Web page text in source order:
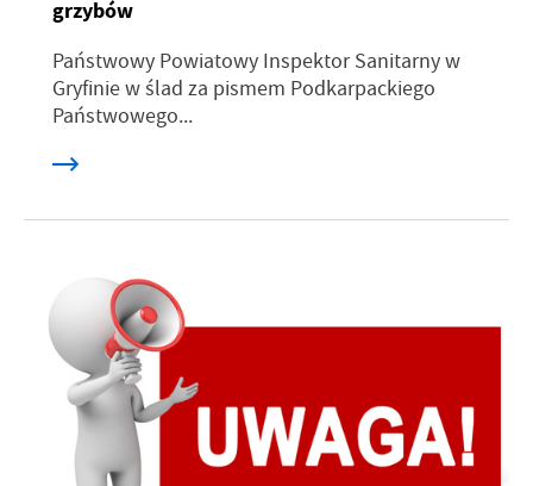
grzybów
Państwowy Powiatowy Inspektor Sanitarny w
Gryfinie w ślad za pismem Podkarpackiego
Państwowego...